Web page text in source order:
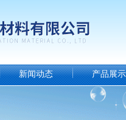
新闻动态 产品展示